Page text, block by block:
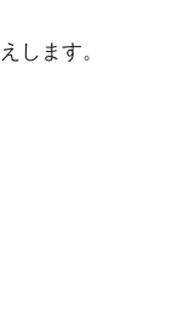
します。